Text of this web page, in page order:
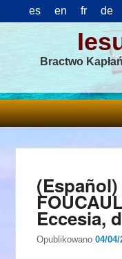
es en fr de
Bractwo
Eccesia,
Opublikowano04/04/